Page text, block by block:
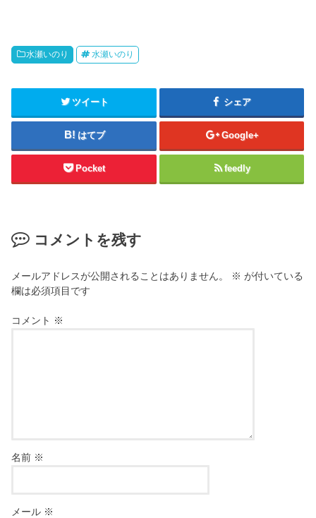
水瀬いのり 水瀬いのり
ツイート シェア
はてブ Google+
Pocket feedly
コメントを残す
メールアドレスが公開されることはありません。 ※ が付いている
欄は必須項目です
コメント ※
名前 ※
メール ※